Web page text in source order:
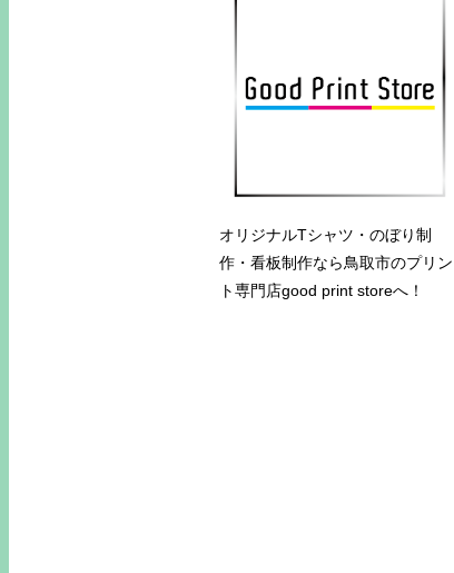
オリジナルTシャツ・のぼり制
作・看板制作なら鳥取市のプリン
ト専門店good print storeへ！